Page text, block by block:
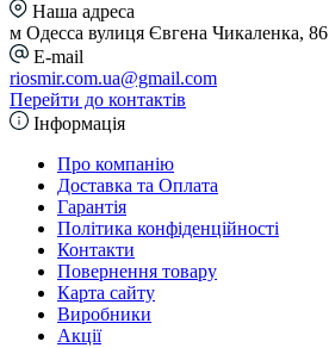
Наша адреса
м Одесса вулиця Євгена Чикаленка, 86
E-mail
riosmir.com.ua@gmail.com
Перейти до контактів
Інформація
Про компанію
Доставка та Оплата
Гарантія
Політика конфіденційності
Контакти
Повернення товару
Карта сайту
Виробники
Акції